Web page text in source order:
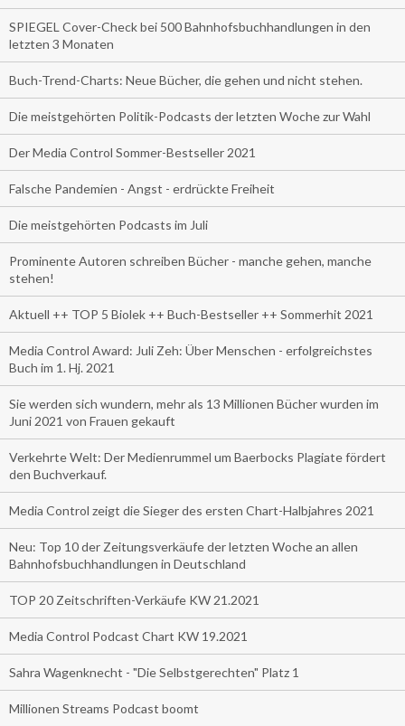
SPIEGEL Cover-Check bei 500 Bahnhofsbuchhandlungen in den
letzten 3 Monaten
Buch-Trend-Charts: Neue Bücher, die gehen und nicht stehen.
Die meistgehörten Politik-Podcasts der letzten Woche zur Wahl
Der Media Control Sommer-Bestseller 2021
Falsche Pandemien - Angst - erdrückte Freiheit
Die meistgehörten Podcasts im Juli
Prominente Autoren schreiben Bücher - manche gehen, manche
stehen!
Aktuell ++ TOP 5 Biolek ++ Buch-Bestseller ++ Sommerhit 2021
Media Control Award: Juli Zeh: Über Menschen - erfolgreichstes
Buch im 1. Hj. 2021
Sie werden sich wundern, mehr als 13 Millionen Bücher wurden im
Juni 2021 von Frauen gekauft
Verkehrte Welt: Der Medienrummel um Baerbocks Plagiate fördert
den Buchverkauf.
Media Control zeigt die Sieger des ersten Chart-Halbjahres 2021
Neu: Top 10 der Zeitungsverkäufe der letzten Woche an allen
Bahnhofsbuchhandlungen in Deutschland
TOP 20 Zeitschriften-Verkäufe KW 21.2021
Media Control Podcast Chart KW 19.2021
Sahra Wagenknecht - "Die Selbstgerechten" Platz 1
Millionen Streams Podcast boomt